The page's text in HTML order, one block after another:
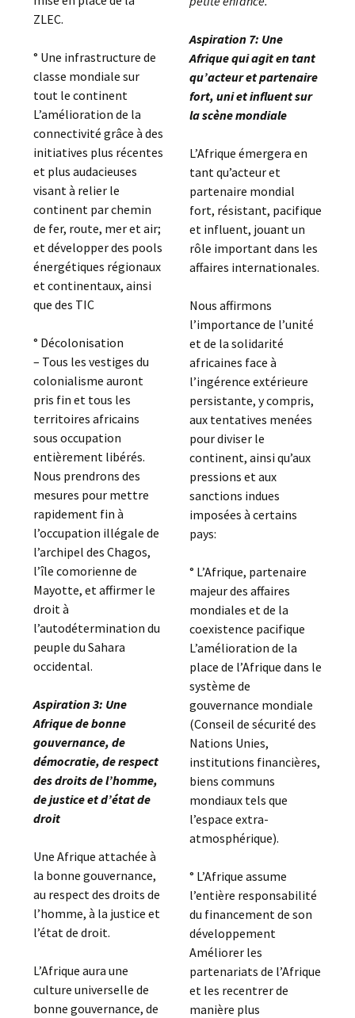
ZLEC.
° Une infrastructure de
classe mondiale sur
tout le continent
L’amélioration de la
connectivité grâce à des
initiatives plus récentes
et plus audacieuses
visant à relier le
continent par chemin
de fer, route, mer et air;
et développer des pools
énergétiques régionaux
et continentaux, ainsi
que des TIC
° Décolonisation
– Tous les vestiges du
colonialisme auront
pris fin et tous les
territoires africains
sous occupation
entièrement libérés.
Nous prendrons des
mesures pour mettre
rapidement fin à
l’occupation illégale de
l’archipel des Chagos,
l’île comorienne de
Mayotte, et affirmer le
droit à
l’autodétermination du
peuple du Sahara
occidental.
Aspiration 3: Une
Afrique de bonne
gouvernance, de
démocratie, de respect
des droits de l’homme,
de justice et d’état de
droit
Une Afrique attachée à
la bonne gouvernance,
au respect des droits de
l’homme, à la justice et
l’état de droit.
L’Afrique aura une
culture universelle de
bonne gouvernance, de
Aspiration 7: Une
Afrique qui agit en tant
qu’acteur et partenaire
fort, uni et influent sur
la scène mondiale
L’Afrique émergera en
tant qu’acteur et
partenaire mondial
fort, résistant, pacifique
et influent, jouant un
rôle important dans les
affaires internationales.
Nous affirmons
l’importance de l’unité
et de la solidarité
africaines face à
l’ingérence extérieure
persistante, y compris,
aux tentatives menées
pour diviser le
continent, ainsi qu’aux
pressions et aux
sanctions indues
imposées à certains
pays:
° L’Afrique, partenaire
majeur des affaires
mondiales et de la
coexistence pacifique
L’amélioration de la
place de l’Afrique dans le
système de
gouvernance mondiale
(Conseil de sécurité des
Nations Unies,
institutions financières,
biens communs
mondiaux tels que
l’espace extra-
atmosphérique).
° L’Afrique assume
l’entière responsabilité
du financement de son
développement
Améliorer les
partenariats de l’Afrique
et les recentrer de
manière plus